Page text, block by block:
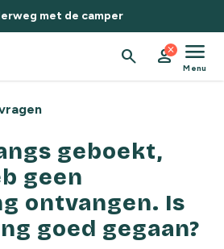
met de camper
search person
close menu
Menu
geboekt,
geen
ontvangen. Is
goed gegaan?